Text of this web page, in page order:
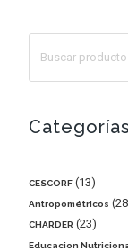
CESCORF 13
Antropométricos 28
CHARDER 23
Educacion